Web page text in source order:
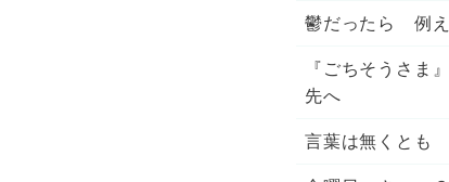
鬱だったら 例
『ごちそうさま
先へ
言葉は無くとも